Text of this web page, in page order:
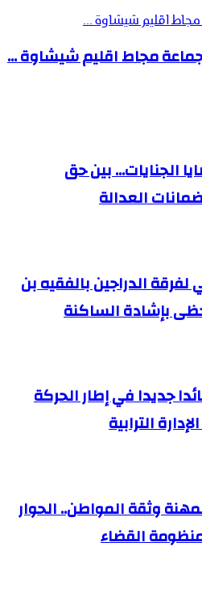
اقليم شيشاوة ...
مجاط اقليم شيشاوة ...
الجنايات… بين حق
العدالة
لفرقة الدراجين بالفقيه بن
بإشادة الساكنة
جديدا في إطار الحركة
الترابية
وثقة المواطن.. الحوار
القضاء